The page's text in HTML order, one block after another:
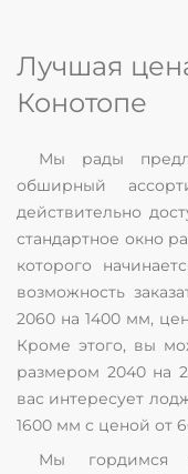
Лучшая
Конотопе
Мы рады
обширный
действительно
стандартное окно
которого
возможность
2060 на 1400 мм,
Кроме этого, вы
размером 2040 на
вас интересует
1600 мм с ценой от
Мы гордимся